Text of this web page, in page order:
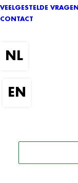
VEELGESTELDE VRAGEN
CONTACT